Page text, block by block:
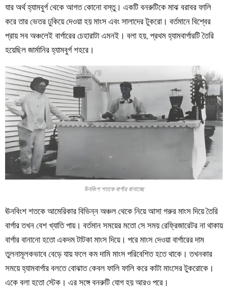
যার অর্থ হ্যামবুর্গ থেকে আগত কোনো বস্তু। একটি বনরুটিকে মাঝ বরাবর ফালি
করে তার ভেতর ঢুকিয়ে দেওয়া হয় মাংস এবং সালাদের টুকরো। বর্তমানে বিশ্বের
প্রায় সব অঞ্চলেই বার্গারের চেহারাটা এমনই। বলা হয়, প্রথম হ্যামবার্গারটি তৈরি
হয়েছিল জার্মানির হ্যামবুর্গ শহরে।
উনবিংশ শতকে বার্গার বানাচ্ছে
ঊনবিংশ শতকে আমেরিকার বিভিন্ন অঞ্চল থেকে নিয়ে আসা গরুর মাংস দিয়ে তৈরি
বার্গার তখন বেশ খ্যাতি পায়। বর্তমান সময়ের মতো সে সময় রেফ্রিজারেটর না থাকায়
বার্গার বানানো হতো একদম টাটকা মাংস দিয়ে। পরে মাংস দেওয়া বার্গারের দাম
তুলনামূলকভাবে বেড়ে যায় ফলে কম দামি মাংস পরিবেশিত হতে থাকে। তখনকার
সময়ে হ্যামবার্গার বলতে বোঝাত কেবল ফালি ফালি করে কাটা মাংসের টুকরোকে।
একে বলা হতো স্টেক। এর সঙ্গে বনরুটি যোগ হয় আরও পরে।